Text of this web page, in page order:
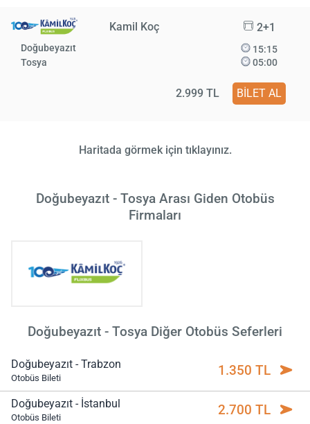
Kamil Koç 2+1
Doğubeyazıt
Tosya
15:15
05:00
2.999 TL BİLET AL
Haritada görmek için tıklayınız.
Doğubeyazıt - Tosya Arası Giden Otobüs
Firmaları
Doğubeyazıt - Tosya Diğer Otobüs Seferleri
Doğubeyazıt - Trabzon
Otobüs Bileti 1.350 TL
Doğubeyazıt - İstanbul
Otobüs Bileti 2.700 TL